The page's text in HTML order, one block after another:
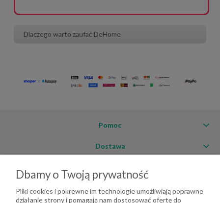
Dlaczego warto zaufać DeHome
Pomoc
Dostawa
O firmie
Dbamy o Twoją prywatność
Pliki cookies i pokrewne im technologie umożliwiają poprawne
działanie strony i pomagają nam dostosować ofertę do